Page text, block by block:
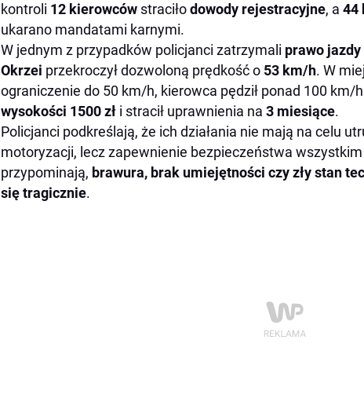
kontroli 12 kierowców straciłodowody rejestracyjne, a 44
ukarano mandatami karnymi.
W jednym z przypadków policjanci zatrzymali prawo
Okrzei przekroczył dozwoloną prędkość o 53 km/h. W
ograniczenie do 50 km/h, kierowca pędził ponad 100 km/
wysokości 1500 zł i stracił uprawnienia na 3 miesiące.
Policjanci podkreślają, że ich działania nie mają na celu
motoryzacji, lecz zapewnienie bezpieczeństwa
przypominają, brawura, brak umiejętności czy zły stan
się tragicznie.